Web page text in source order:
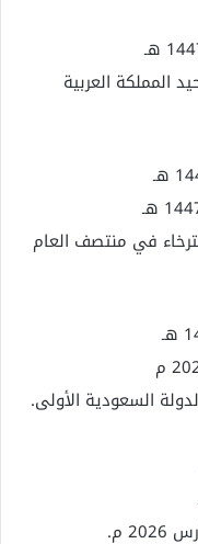
المملكة العربية
في منتصف العام
السعودية الأولى.